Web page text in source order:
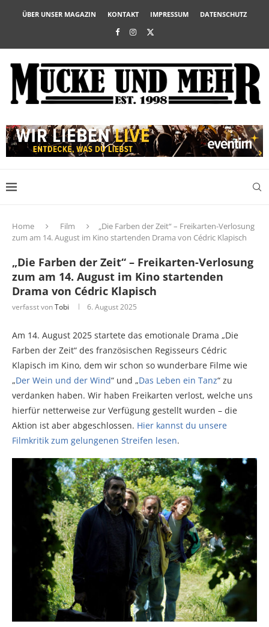
ÜBER UNSER MAGAZIN KONTAKT IMPRESSUM DATENSCHUTZ
Home Film
„Die Farben der Zeit“ – Freikarten-Verlosung
zum am 14. August im Kino startenden Drama von Cédric Klapisch
„Die Farben der Zeit“ – Freikarten-Verlosung
zum am 14. August im Kino startenden
Drama von Cédric Klapisch
verfasst vonTobi 6. August 2025
Am 14. August 2025 startete das emotionale Drama „Die
Farben der Zeit“ des französischen Regisseurs Cédric
Klapisch im Kino, dem wir schon so wunderbare Filme wie
„Der Wein und der Wind“ und „Das Leben ein Tanz“ zu
verdanken haben. Wir haben Freikarten verlost, welche uns
hierfür netterweise zur Verfügung gestellt wurden – die
Aktion ist aber abgeschlossen. Hier kannst du unsere
Filmkritik zum gelungenen Streifen lesen.